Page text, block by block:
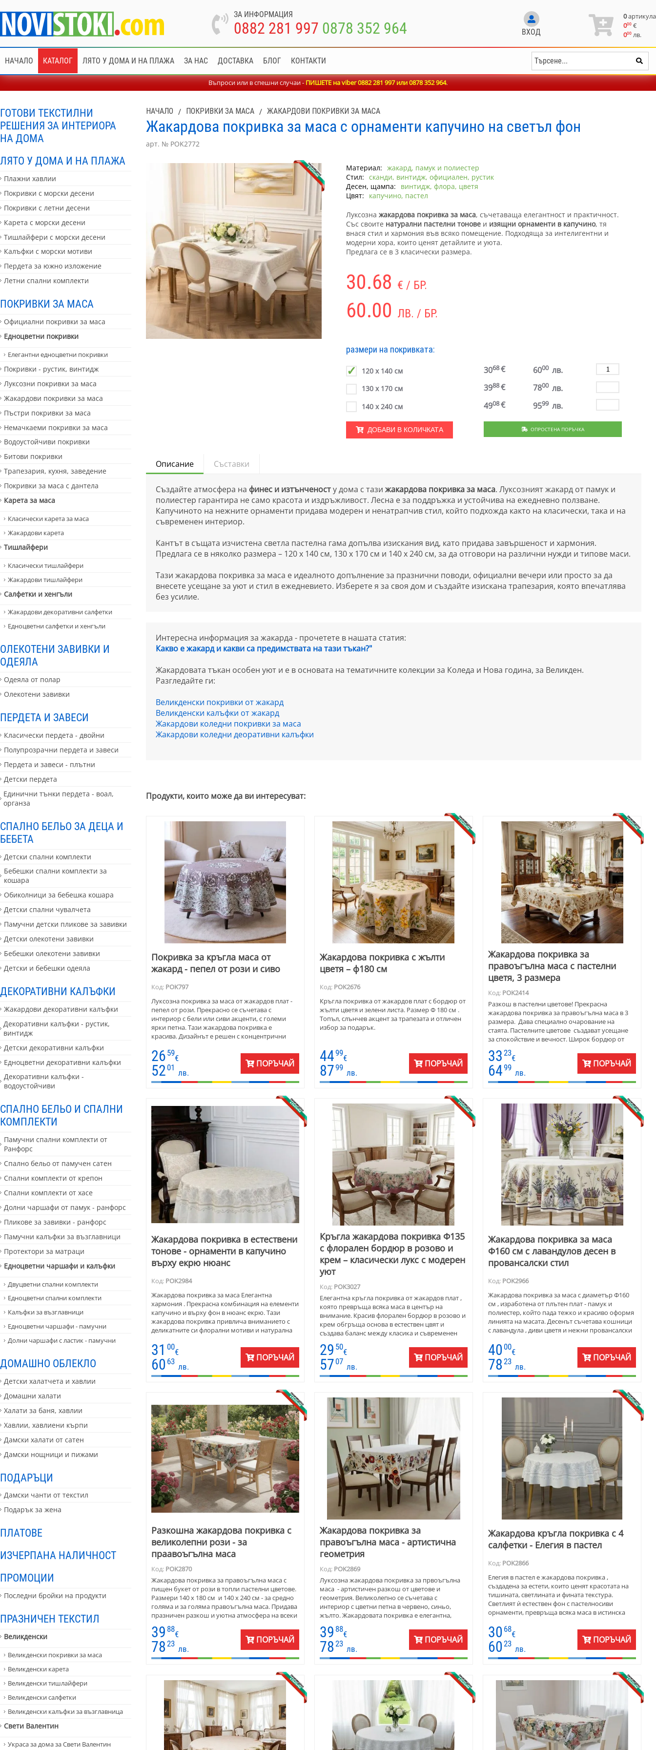
ЗА ИНФОРМАЦИЯ
0882 281 997 0878 352 964 ВХОД
0артикула
000 €
000 лв.
НАЧАЛО КАТАЛОГ ЛЯТО У ДОМА И НА ПЛАЖА ЗА НАС ДОСТАВКА БЛОГ КОНТАКТИ
Въпроси или в спешни случаи -ПИШЕТЕ на viber 0882 281 997 или0878 352 964.
ГОТОВИ ТЕКСТИЛНИ
РЕШЕНИЯ ЗА ИНТЕРИОРА
НА ДОМА
ЛЯТО У ДОМА И НА ПЛАЖА
Плажни хавлии
Покривки с морски десени
Покривки с летни десени
Карета с морски десени
Тишлайфери с морски десени
Калъфки с морски мотиви
Пердета за южно изложение
Летни спални комплекти
ПОКРИВКИ ЗА МАСА
Официални покривки за маса
Едноцветни покривки
Елегантни едноцветни покривки
Покривки - рустик, винтидж
Луксозни покривки за маса
Жакардови покривки за маса
Пъстри покривки за маса
Немачкаеми покривки за маса
Водоустойчиви покривки
Битови покривки
Трапезария, кухня, заведение
Покривки за маса с дантела
Карета за маса
Класически карета за маса
Жакардови карета
Тишлайфери
Класически тишлайфери
Жакардови тишлайфери
Салфетки и хенгъли
Жакардови декоративни салфетки
Едноцветни салфетки и хенгъли
ОЛЕКОТЕНИ ЗАВИВКИ И
ОДЕЯЛА
Одеяла от полар
Олекотени завивки
ПЕРДЕТА И ЗАВЕСИ
Класически пердета - двойни
Полупрозрачни пердета и завеси
Пердета и завеси - плътни
Детски пердета
Единични тънки пердета - воал,
органза
СПАЛНО БЕЛЬО ЗА ДЕЦА И
БЕБЕТА
Детски спални комплекти
Бебешки спални комплекти за
кошара
Обиколници за бебешка кошара
Детски спални чувалчета
Памучни детски пликове за завивки
Детски олекотени завивки
Бебешки олекотени завивки
Детски и бебешки одеяла
ДЕКОРАТИВНИ КАЛЪФКИ
Жакардови декоративни калъфки
Декоративни калъфки - рустик,
винтидж
Детски декоративни калъфки
Едноцветни декоративни калъфки
Декоративни калъфки -
водоустойчиви
СПАЛНО БЕЛЬО И СПАЛНИ
КОМПЛЕКТИ
Памучни спални комплекти от
Ранфорс
Спално бельо от памучен сатен
Спални комплекти от крепон
Спални комплекти от хасе
Долни чаршафи от памук - ранфорс
Пликове за завивки - ранфорс
Памучни калъфки за възглавници
Протектори за матраци
Едноцветни чаршафи и калъфки
Двуцветни спални комплекти
Едноцветни спални комплекти
Калъфки за възглавници
Едноцветни чаршафи - памучни
Долни чаршафи с ластик - памучни
ДОМАШНО ОБЛЕКЛО
Детски халатчета и хавлии
Домашни халати
Халати за баня, хавлии
Хавлии, хавлиени кърпи
Дамски халати от сатен
Дамски нощници и пижами
ПОДАРЪЦИ
Дамски чанти от текстил
Подарък за жена
ПЛАТОВЕ
ИЗЧЕРПАНА НАЛИЧНОСТ
ПРОМОЦИИ
Последни бройки на продукти
ПРАЗНИЧЕН ТЕКСТИЛ
Великденски
Великденски покривки за маса
Великденски карета
Великденски тишлайфери
Великденски салфетки
Великденски калъфки за възглавница
Свети Валентин
Украса за дома за Свети Валентин
НАЧАЛО / ПОКРИВКИ ЗА МАСА / ЖАКАРДОВИ ПОКРИВКИ ЗА МАСА
Жакардова покривка за маса с орнаменти капучино на светъл фон
арт. № POK2772
Материал: жакард, памук и полиестер
Стил: сканди, винтидж, официален, рустик
Десен, щампа:
винтидж, флора, цветя
Цвят:
капучино, пастел
Луксозна жакардова покривка за маса, съчетаваща елегантност и практичност.
Със своите натурални пастелни тоновеи изящни орнаменти в капучино, тя
внася стил и хармония във всяко помещение. Подходяща за интелигентни и
модерни хора, които ценят детайлите и уюта.
Предлага се в 3 класически размера.
30.68 € / БР.
60.00 ЛВ. / БР.
размери на покривката:
120 х 140 см 3068€ 6000 лв.
130 х 170 см 3988€ 7800 лв.
140 х 240 см 4908€ 9599 лв.
ДОБАВИ В КОЛИЧКАТА ОПРОСТЕНА ПОРЪЧКА
Описание Съставки
Създайте атмосфера на финес и изтънченосту дома с тази жакардова покривка за маса. Луксозният жакард от памук и
полиестер гарантира не само красота и издръжливост. Лесна е за поддръжка и устойчива на ежедневно ползване.
Капучиното на нежните орнаменти придава модерен и ненатрапчив стил, който подхожда както на класически, така и на
съвременен интериор.
Кантът в същата изчистена светла пастелна гама допълва изискания вид, като придава завършеност и хармония.
Предлага се в няколко размера – 120 х 140 см, 130 х 170 см и 140 х 240 см, за да отговори на различни нужди и типове маси.
Тази жакардова покривка за маса е идеалното допълнение за празнични поводи, официални вечери или просто за да
внесете усещане за уют и стил в ежедневието. Изберете я за своя дом и създайте изискана трапезария, която впечатлява
без усилие.
Интересна информация за жакарда - прочетете в нашата статия:
Какво е жакард и какви са предимствата на тази тъкан?"
Жакардовата тъкан особен уют и е в основата на тематичните колекции за Коледа и Нова година, за Великден.
Разгледайте ги:
Великденски покривки от жакард
Великденски калъфки от жакард
Жакардови коледни покривки за маса
Жакардови коледни деоративни калъфки
Продукти, които може да ви интересуват:
Покривка за кръгла маса от
жакард - пепел от рози и сиво
Код: POK797
Луксозна покривка за маса от жакардов плат -
пепел от рози. Прекрасно се съчетава с
интериор с бели или сиви акценти, с големи
ярки петна. Тази жакардова покривка е
красива. Дизайнът е решен с концентрични
26 59
€
52 01
лв.
ПОРЪЧАЙ
Жакардова покривка с жълти
цветя – ф180 см
Код: POK2676
Кръгла покривка от жакардов плат с бордюр от
жълти цветя и зелени листа. Размер Ф 180 см .
Топъл, слънчев акцент за трапезата и отличен
избор за подарък.
4499
€
8799
лв.
ПОРЪЧАЙ
Жакардова покривка за
правоъгълна маса с пастелни
цветя, 3 размера
Код: POK2414
Разкош в пастелни цветове! Прекрасна
жакардова покривка за правоъгълна маса в 3
размера. Дава специално очарование на
стаята. Пастелните цветове създават усещане
за спокойствие и вечност. Широк бордюр от
вашия дом още по-уютен. Покривката е
подходяща за различен тип интериор - от
масив до елегантно стъкло и метал. Стилът е
винтидж . Жакардовата покривка е подходяща
Може да се използва през цялата година.
33 23
€
6499
лв.
ПОРЪЧАЙ
Жакардова покривка в естествени
тонове - орнаменти в капучино
върху екрю нюанс
Код: POK2984
Жакардова покривка за маса Елегантна
хармония . Прекрасна комбинация на елементи
капучино и върху фон в нюанс екрю. Тази
жакардова покривка привлича вниманието с
деликатните си флорални мотиви и натурална
интериор. Материята – комбинация от
висококачествен памук и полиестер –
осигурява идеална форма и издръжливост.
31 00
€
60 63
лв.
ПОРЪЧАЙ
Кръгла жакардова покривка Ф135
с флорален бордюр в розово и
крем – класически лукс с модерен
уют
Код: POK3027
Елегантна кръгла покривка от жакардов плат ,
която превръща всяка маса в център на
внимание. Красив флорален бордюр в розово и
крем обгръща основа в естествен цвят и
създава баланс между класика и съвременен
стил. Жакардовата материя е плътна, устойчива
и лесна за поддръжка – създадена за красиви
моменти без усилие.
29 50
€
57 07
лв.
ПОРЪЧАЙ
Жакардова покривка за маса
Ф160 см с лавандулов десен в
провансалски стил
Код: POK2966
Жакардова покривка за маса с диаметър Ф160
см , изработена от плътен плат - памук и
полиестер, който пада тежко и красиво оформя
линията на масата. Десенът съчетава кошници
с лавандула , диви цветя и нежни провансалски
топло бежово. Подходяща е както за ежедневна
употреба, така и за специални поводи.
Поддържа се лесно, не губи форма и запазва
цветовете си във времето. Прекрасен избор за
40 00
€
78 23
лв.
ПОРЪЧАЙ
Разкошна жакардова покривка с
великолепни рози - за
праавоъгълна маса
Код: POK2870
Жакардова покривка за правоъгълна маса с
пищен букет от рози в топли пастелни цветове.
Размери 140 х 180 см и 140 х 240 см - за средно
голяма и за голяма правоъгълна маса. Придава
празничен разкош и уютна атмосфера на всеки
празик – отличен избор и за подарък.
39 88
€
78 23
лв.
ПОРЪЧАЙ
Жакардова покривка за
правоъгълна маса - артистична
геометрия
Код: POK2869
Луксозна жакардова покривка за првоъгълна
маса - артистичен разкош от цветове и
геометрия. Великолепно се съчетава с
интериор с цветни петна в червено, синьо,
жълто. Жакардовата покривка е елегантна,
подходяща за стаи с дървени мебели или плот
от стъкло. Дизайнът е решен с с широк
артистичен бордюр с геометрия и цвят.
Материята е плътен жакард - памук и
полиестер. Покривките са подходящи за
180 с м. Комбинирайте с червени, сини, жълти
салфетки, карета или тишлайфери
39 88
€
78 23
лв.
ПОРЪЧАЙ
Жакардова кръгла покривка с 4
салфетки - Елегия в пастел
Код: POK2866
Елегия в пастел е жакардова покривка ,
създадена за естети, които ценят красотата на
тишината, светлината и фината текстура.
Светлият ѝ естествен фон с пастелносиви
орнаменти, превръща всяка маса в истинска
плавно и изискано. Четири салфетки Ф20
създават завършеност и изтънчен стил. Тази
покривка е подходяща както за ежедневие, така
и за специални моменти - от утринно кафе през
30 68
€
6023
лв.
ПОРЪЧАЙ